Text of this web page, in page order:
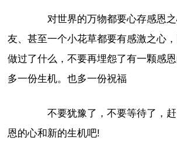
对世界的万物都要心存感恩之
友、甚至一个小花草都要有感激之心
做过了什么，不要再埋怨了有一颗感
多一份生机。也多一份祝福
不要犹豫了，不要等待了，赶
恩的心和新的生机吧!